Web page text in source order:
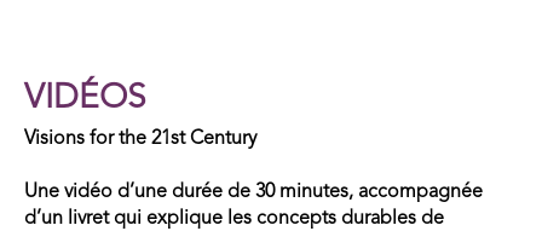
VIDÉOS
Visions for the 21st Century
Une vidéo d’une durée de 30 minutes, accompagnée
d’un livret qui explique les concepts durables de